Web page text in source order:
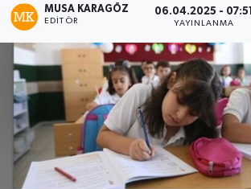
MUSA KARAGÖZ
EDITÖR
06.04.2025 - 07:51
YAYINLANMA
Son Dakika Haberleri
Haber Arşivi